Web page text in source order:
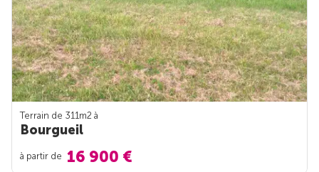
Terrain de 311m2 à
Bourgueil
à partir de 16 900 €